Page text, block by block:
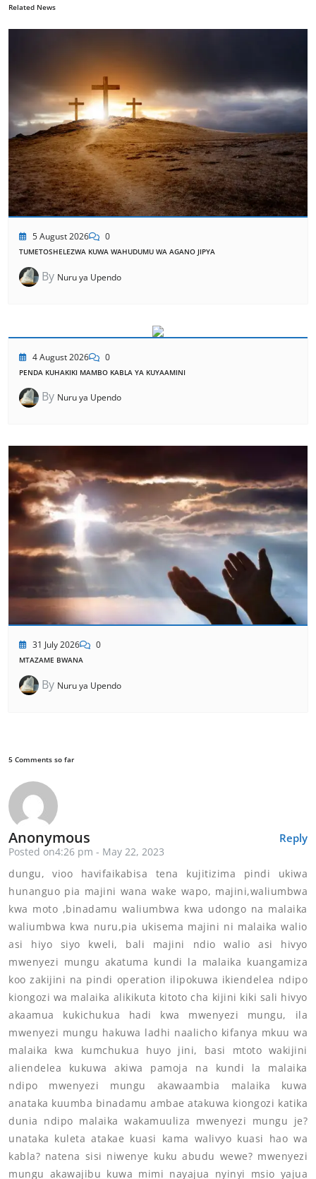
Related News
5 August 2026 0
TUMETOSHELEZWA KUWA WAHUDUMU WA AGANO JIPYA
By Nuru ya Upendo
4 August 2026 0
PENDA KUHAKIKI MAMBO KABLA YA KUYAAMINI
By Nuru ya Upendo
31 July 2026 0
MTAZAME BWANA
By Nuru ya Upendo
5 Comments so far
Reply
Anonymous
Posted on4:26 pm - May 22, 2023
dungu, vioo havifaikabisa tena kujitizima pindi ukiwa
hunanguo pia majini wana wake wapo, majini,waliumbwa
kwa moto ,binadamu waliumbwa kwa udongo na malaika
waliumbwa kwa nuru,pia ukisema majini ni malaika walio
asi hiyo siyo kweli, bali majini ndio walio asi hivyo
mwenyezi mungu akatuma kundi la malaika kuangamiza
koo zakijini na pindi operation ilipokuwa ikiendelea ndipo
kiongozi wa malaika alikikuta kitoto cha kijini kiki sali hivyo
akaamua kukichukua hadi kwa mwenyezi mungu, ila
mwenyezi mungu hakuwa ladhi naalicho kifanya mkuu wa
malaika kwa kumchukua huyo jini, basi mtoto wakijini
aliendelea kukuwa akiwa pamoja na kundi la malaika
ndipo mwenyezi mungu akawaambia malaika kuwa
anataka kuumba binadamu ambae atakuwa kiongozi katika
dunia ndipo malaika wakamuuliza mwenyezi mungu je?
unataka kuleta atakae kuasi kama walivyo kuasi hao wa
kabla? natena sisi niwenye kuku abudu wewe? mwenyezi
mungu akawajibu kuwa mimi nayajua nyinyi msio yajua